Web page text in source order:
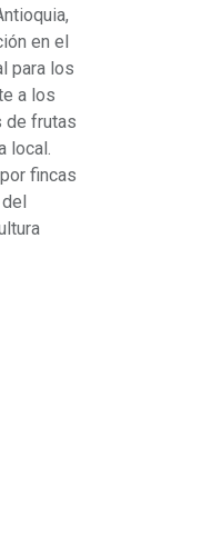
en el
para los
a los
de frutas
local.
fincas